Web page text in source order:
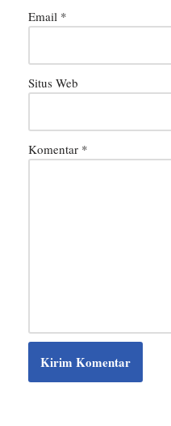
Email *
Situs Web
Komentar *